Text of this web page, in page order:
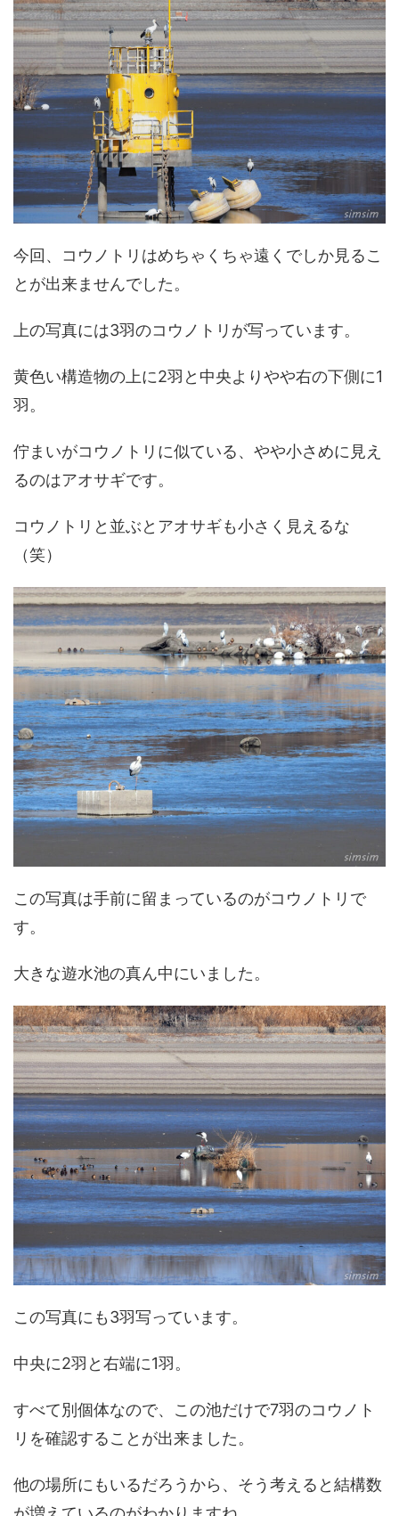
今回、コウノトリはめちゃくちゃ遠くでしか見るこ
とが出来ませんでした。
上の写真には3羽のコウノトリが写っています。
黄色い構造物の上に2羽と中央よりやや右の下側に1
羽。
佇まいがコウノトリに似ている、やや小さめに見え
るのはアオサギです。
コウノトリと並ぶとアオサギも小さく見えるな
（笑）
この写真は手前に留まっているのがコウノトリで
す。
大きな遊水池の真ん中にいました。
この写真にも3羽写っています。
中央に2羽と右端に1羽。
すべて別個体なので、この池だけで7羽のコウノト
リを確認することが出来ました。
他の場所にもいるだろうから、そう考えると結構数